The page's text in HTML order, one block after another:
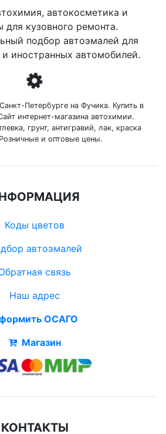
автокосметика и
для кузовного ремонта.
подбор автоэмалей для
и иностранных автомобилей.
Петербурге на Фучика. Купить в
интернет-магазина автохимии.
грунт, антигравий, лак, краска
и оптовые цены.
Коды цветов
автоэмалей
связь
Наш адрес
ОСАГО
Магазин
КОНТАКТЫ